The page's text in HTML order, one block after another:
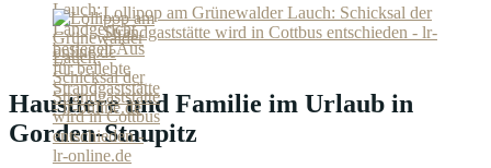
Lollipop am Grünewalder Lauch: Schicksal der
Strandgaststätte wird in Cottbus entschieden - lr-
online.de
Haustiere und Familie im Urlaub in
Gorden-Staupitz